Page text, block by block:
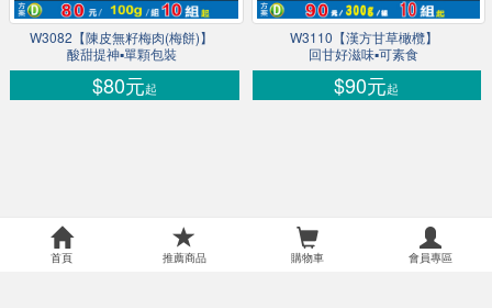
W3082【陳皮無籽梅肉(梅餅)】
酸甜提神▪單顆包裝
$80元起
W3110【漢方甘草橄欖】
回甘好滋味▪可素食
$90元起
首頁 推薦商品 購物車 會員專區